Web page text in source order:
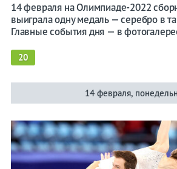
14 февраля на Олимпиаде-2022
выиграла одну медаль — серебро в
Главные события дня — в
20
14 февраля,